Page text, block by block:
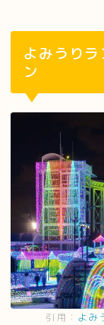
よみうり
ン
引用： よみ